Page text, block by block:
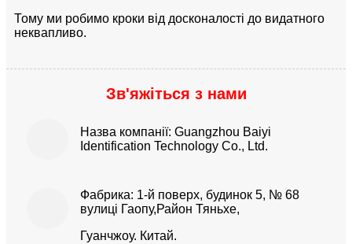
Тому ми робимо кроки від досконалості до видатного
неквапливо.
Зв'яжіться з нами
Назва компанії: Guangzhou Baiyi
Identification Technology Co., Ltd.
Фабрика: 1-й поверх, будинок 5, № 68
вулиці Гаопу,Район Тяньхе,
Гуанчжоу. Китай.